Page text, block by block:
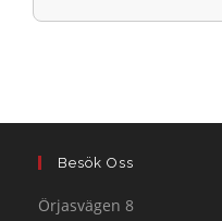
Besök Oss
Örjasvägen 8